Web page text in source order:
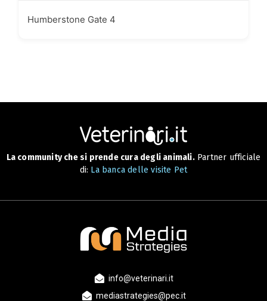
Humberstone Gate 4
La community che si prende cura degli animali.Partner ufficiale
di: La banca delle visite Pet
info@veterinari.it
mediastrategies@pec.it